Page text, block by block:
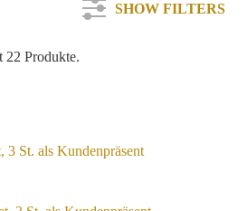
SHOW FILTERS
22 Produkte.
3 St. als Kundenpräsent